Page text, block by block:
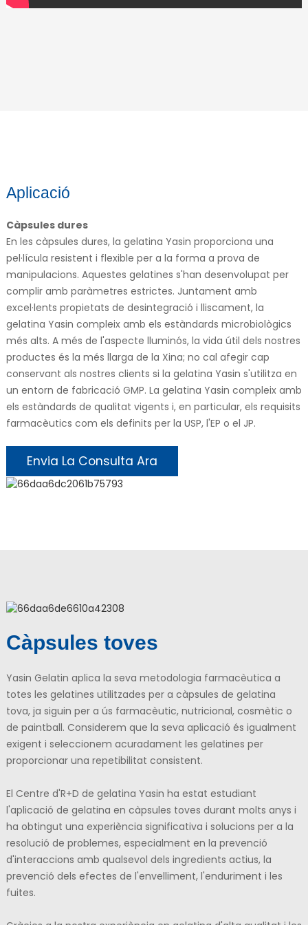
Aplicació
Càpsules dures
En les càpsules dures, la gelatina Yasin proporciona una
pel·lícula resistent i flexible per a la forma a prova de
manipulacions. Aquestes gelatines s'han desenvolupat per
complir amb paràmetres estrictes. Juntament amb
excel·lents propietats de desintegració i lliscament, la
gelatina Yasin compleix amb els estàndards microbiològics
més alts. A més de l'aspecte lluminós, la vida útil dels nostres
productes és la més llarga de la Xina; no cal afegir cap
conservant als nostres clients si la gelatina Yasin s'utilitza en
un entorn de fabricació GMP. La gelatina Yasin compleix amb
els estàndards de qualitat vigents i, en particular, els requisits
farmacèutics com els definits per la USP, l'EP o el JP.
Envia La Consulta Ara
Càpsules toves
Yasin Gelatin aplica la seva metodologia farmacèutica a
totes les gelatines utilitzades per a càpsules de gelatina
tova, ja siguin per a ús farmacèutic, nutricional, cosmètic o
de paintball. Considerem que la seva aplicació és igualment
exigent i seleccionem acuradament les gelatines per
proporcionar una repetibilitat consistent.
El Centre d'R+D de gelatina Yasin ha estat estudiant
l'aplicació de gelatina en càpsules toves durant molts anys i
ha obtingut una experiència significativa i solucions per a la
resolució de problemes, especialment en la prevenció
d'interaccions amb qualsevol dels ingredients actius, la
prevenció dels efectes de l'envelliment, l'enduriment i les
fuites.